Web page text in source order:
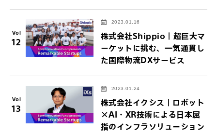
Vol
12
2023.01.16
株式会社Shippio｜超巨大マ
ーケットに挑む、一気通貫し
た国際物流DXサービス
Vol
13
2023.01.24
株式会社イクシス｜ロボット
×AI・XR技術による日本屈
指のインフラソリューション